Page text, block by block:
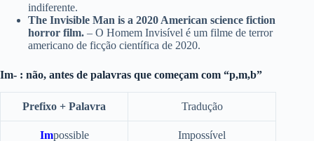
indiferente.
The Invisible Man is a 2020 American science fiction
horror film. – O Homem Invisível é um filme de terror
americano de ficção científica de 2020.
Im- : não, antes de palavras que começam com “p,m,b”
Prefixo + Palavra Tradução
Impossible Impossível